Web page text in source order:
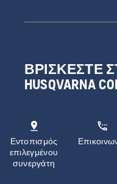
ΒΡΊΣΚΕΣΤΕ
HUSQVARNA
Εντοπισμός
επιλεγμένου
συνεργάτη